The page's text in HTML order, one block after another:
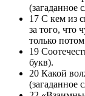
(загаданное
17 С кем из
за того, что
только
19
букв).
20 Какой
(загаданное